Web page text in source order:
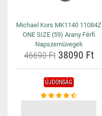
Michael Kors MK1140 11084Z
ONE SIZE (59) Arany Férfi
Napszemüvegek
46690 Ft38090 Ft
ÚJDONSÁG